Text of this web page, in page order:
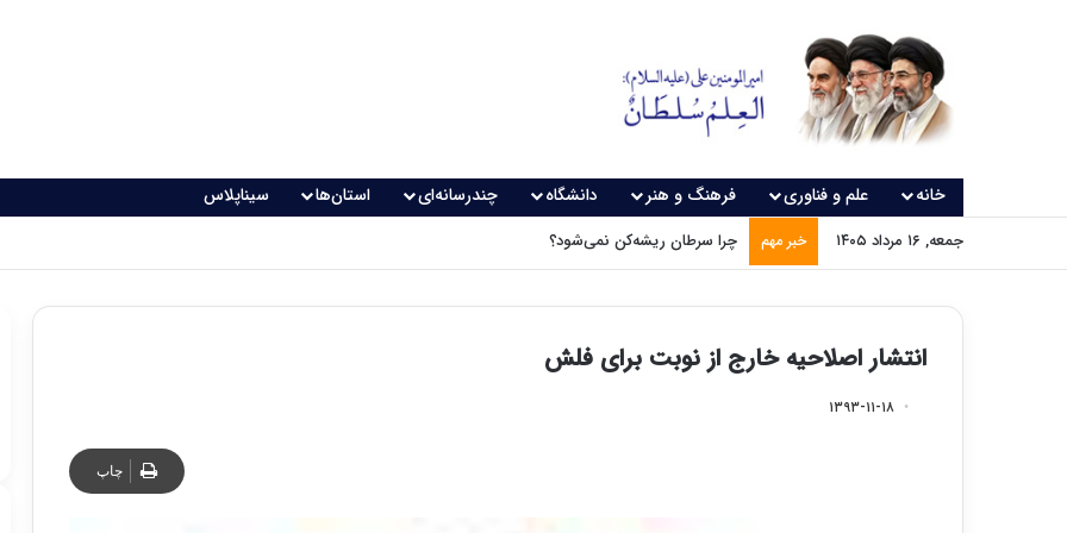
خانه علم و فناوری فرهنگ و هنر دانشگاه چندرسانه‌ای استان‌ها سیناپلاس
جمعه, ۱۶ مرداد ۱۴۰۵ خبر مهم چرا سرطان ریشه‌کن نمی‌شود؟
انتشار اصلاحیه خارج از نوبت برای فلش
۱۳۹۳-۱۱-۱۸
چاپ